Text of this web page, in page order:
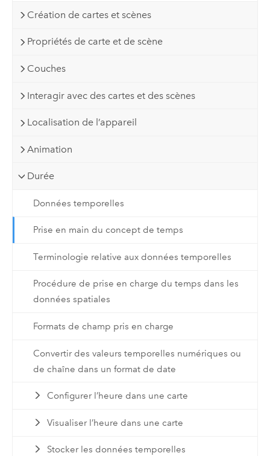
Création de cartes et scènes
Propriétés de carte et de scène
Couches
Interagir avec des cartes et des scènes
Localisation de l’appareil
Animation
Durée
Données temporelles
Prise en main du concept de temps
Terminologie relative aux données temporelles
Procédure de prise en charge du temps dans les
données spatiales
Formats de champ pris en charge
Convertir des valeurs temporelles numériques ou
de chaîne dans un format de date
Configurer l’heure dans une carte
Visualiser l’heure dans une carte
Stocker les données temporelles